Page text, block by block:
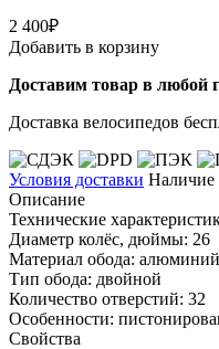
2 400₽
Добавить в корзину
Доставим товар в любой
Доставка велосипедов
Условия доставки Наличие
Описание
Технические
Диаметр колёс, дюймы: 26
Материал обода: алюминий
Тип обода: двойной
Количество отверстий: 32
Особенности:
Свойства